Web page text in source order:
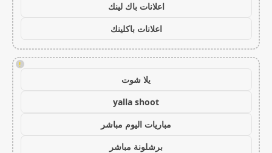
اعلانات باك لينك
اعلانات باكلينك
!
يلا شوت
yalla shoot
مباريات اليوم مباشر
برشلونة مباشر